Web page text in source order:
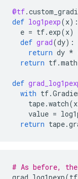
@tf.
def log1pexp(x):
e = tf. exp(x)
def grad(dy):
return dy *
return tf.math
def
with tf.
tape.watch(x
value =
return tape.
# As before,